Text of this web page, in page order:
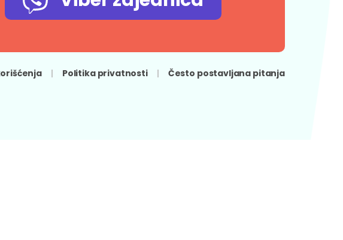
Politika privatnosti Često postavljana pitanja